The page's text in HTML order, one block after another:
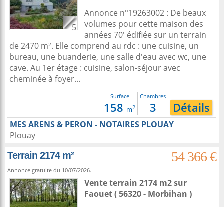
5
Annonce n°19263002 : De beaux
volumes pour cette maison des
années 70' édifiée sur un terrain
de 2470 m². Elle comprend au rdc : une cuisine, un
bureau, une buanderie, une salle d'eau avec wc, une
cave. Au 1er étage : cuisine, salon-séjour avec
cheminée à foyer...
Surface
158 m2
Chambres
3 Détails
MES ARENS & PERON - NOTAIRES PLOUAY
Plouay
Terrain 2174 m²
54 366 €
Annonce gratuite du 10/07/2026.
Vente terrain 2174 m2sur
Faouet( 56320 - Morbihan )